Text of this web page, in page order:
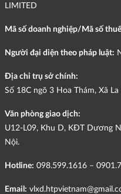
LIMITED
Mã số doanh nghiệp/Mã số
Người đại diện theo pháp luật:
Địa chỉ trụ sở chính:
Số 18C ngõ 3 Hoa Thám, Xã
Văn phòng giao dịch:
U12-L09, Khu D, KĐT Dương
Nội.
Hotline: 098.599.1616 –
Email: